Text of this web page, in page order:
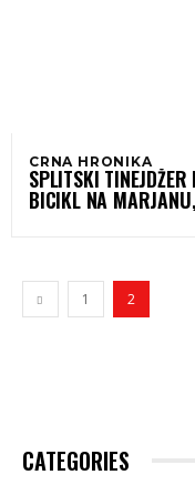
CRNA HRONIKA
SPLITSKI
BICIKL NA
1 2
CATEGORIES